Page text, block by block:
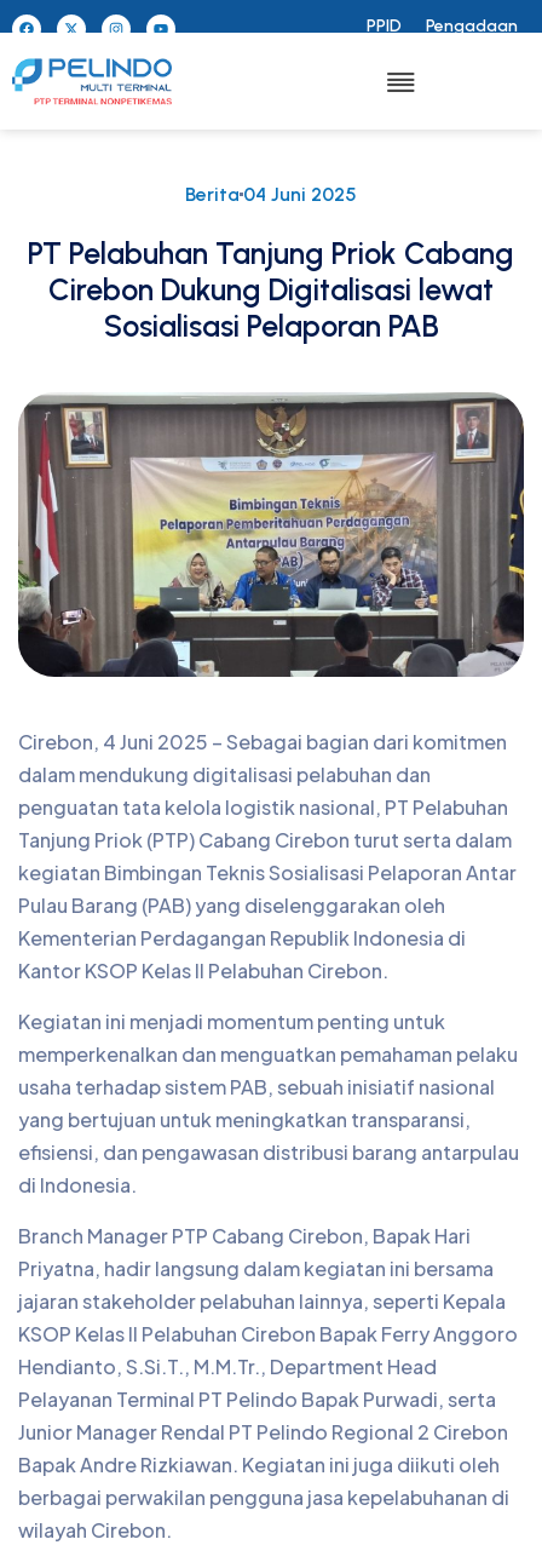
PPID Pengadaan
Berita 04 Juni 2025
PT Pelabuhan Tanjung Priok Cabang
Cirebon Dukung Digitalisasi lewat
Sosialisasi Pelaporan PAB
Cirebon, 4 Juni 2025 – Sebagai bagian dari komitmen
dalam mendukung digitalisasi pelabuhan dan
penguatan tata kelola logistik nasional, PT Pelabuhan
Tanjung Priok (PTP) Cabang Cirebon turut serta dalam
kegiatan Bimbingan Teknis Sosialisasi Pelaporan Antar
Pulau Barang (PAB) yang diselenggarakan oleh
Kementerian Perdagangan Republik Indonesia di
Kantor KSOP Kelas II Pelabuhan Cirebon.
Kegiatan ini menjadi momentum penting untuk
memperkenalkan dan menguatkan pemahaman pelaku
usaha terhadap sistem PAB, sebuah inisiatif nasional
yang bertujuan untuk meningkatkan transparansi,
efisiensi, dan pengawasan distribusi barang antarpulau
di Indonesia.
Branch Manager PTP Cabang Cirebon, Bapak Hari
Priyatna, hadir langsung dalam kegiatan ini bersama
jajaran stakeholder pelabuhan lainnya, seperti Kepala
KSOP Kelas II Pelabuhan Cirebon Bapak Ferry Anggoro
Hendianto, S.Si.T., M.M.Tr., Department Head
Pelayanan Terminal PT Pelindo Bapak Purwadi, serta
Junior Manager Rendal PT Pelindo Regional 2 Cirebon
Bapak Andre Rizkiawan. Kegiatan ini juga diikuti oleh
berbagai perwakilan pengguna jasa kepelabuhanan di
wilayah Cirebon.